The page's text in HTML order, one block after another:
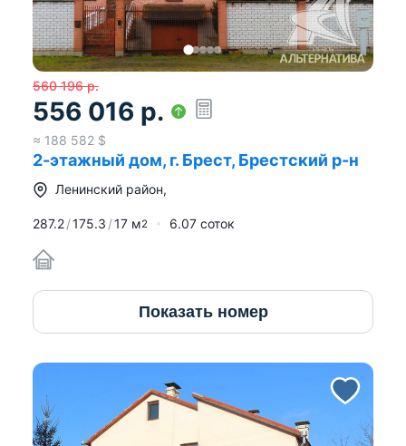
560 196 р.
556 016 р.
≈ 188 582 $
2-этажный дом, г. Брест, Брестский р-н
Ленинский район,
287.2 175.3 17 м2 6.07 соток
Показать номер